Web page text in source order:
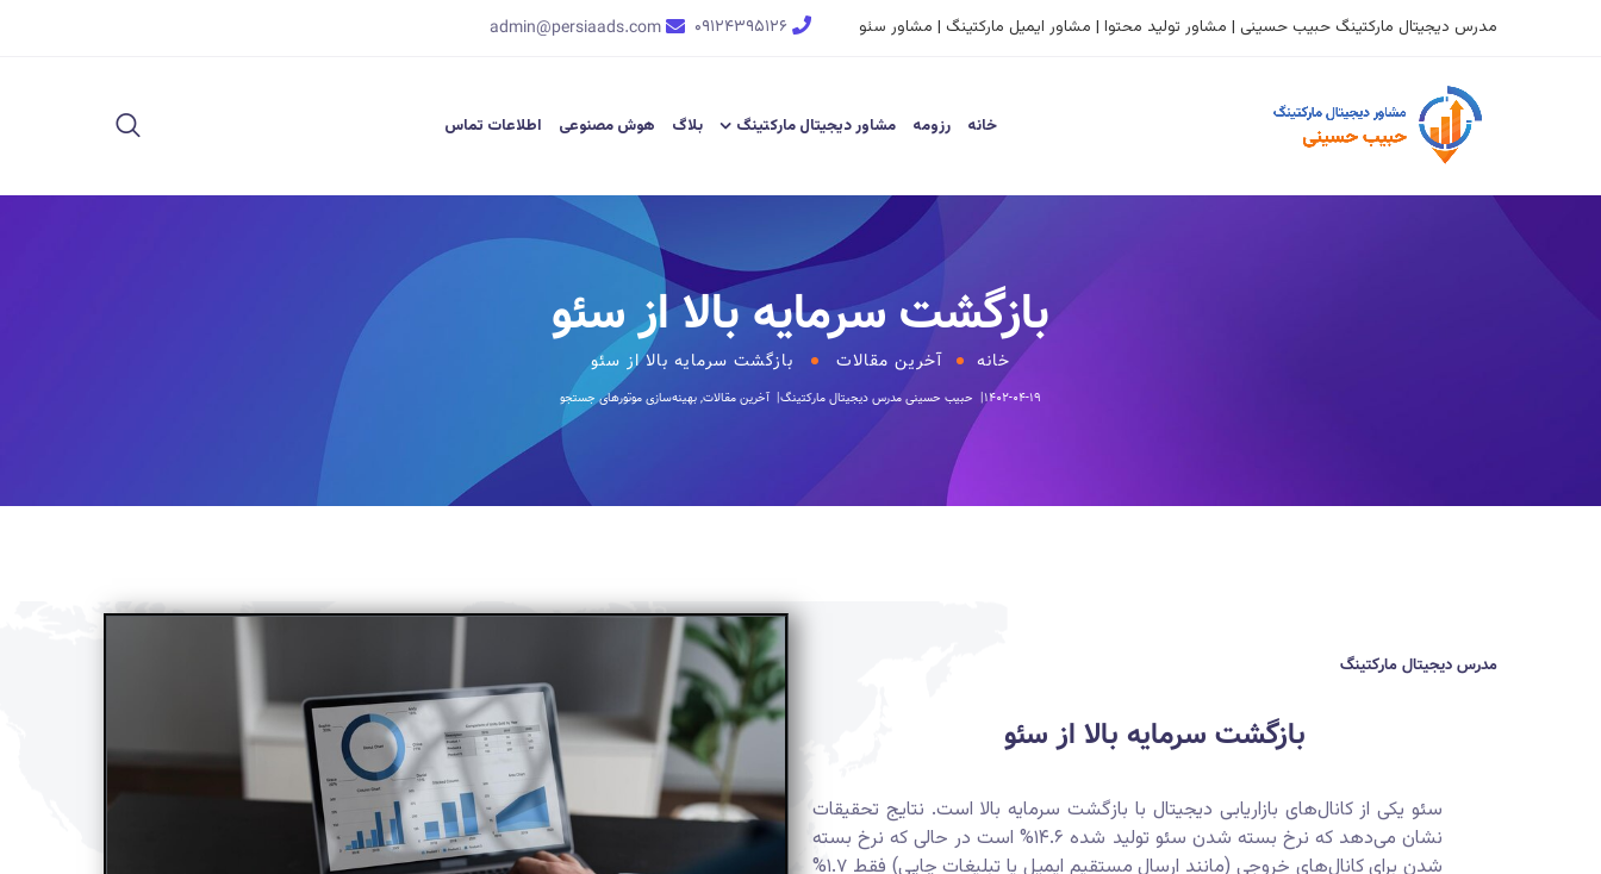
مدرس دیجیتال مارکتینگ حبیب حسینی | مشاور تولید محتوا | مشاور ایمیل مارکتینگ | مشاور سئو admin@persiaads.com
خانه رزومه مشاور دیجیتال مارکتینگ بلاگ هوش مصنوعی اطلاعات تماس
بازگشت سرمایه بالا از سئو
خانه آخرین مقالات بازگشت سرمایه بالا از سئو
۱۴۰۲-۰۴-۱۹ حبیب حسینی مدرس دیجیتال مارکتینگ آخرین مقالات, بهینه‌سازی موتورهای جستجو
مدرس دیجیتال مارکتینگ
بازگشت سرمایه بالا از سئو
سئو یکی از کانال‌های بازاریابی دیجیتال با بازگشت سرمایه بالا است. نتایج تحقیقات
نشان می‌دهد که نرخ بسته شدن سئو تولید شده ۱۴.۶% است در حالی که نرخ بسته
شدن برای کانال‌های خروجی (مانند ارسال مستقیم ایمیل یا تبلیغات چاپی) فقط ۱.۷%